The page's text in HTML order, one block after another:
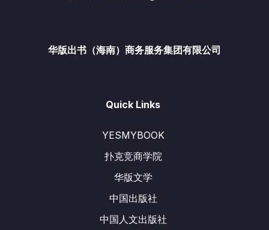
华版出书（海南）商务服务集团有限公司
Quick Links
YESMYBOOK
扑克竞商学院
华版文学
中国出版社
中国人文出版社